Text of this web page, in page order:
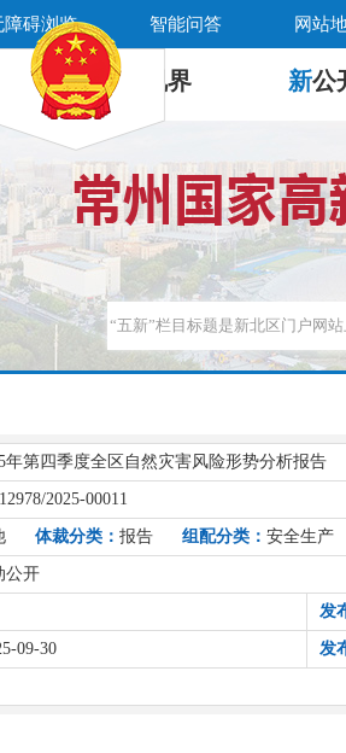
障碍浏览 智能问答 网站
新 视界 新公
年第四季度全区自然灾害风险形势分析报告
2025-00011
体裁分类： 报告 组配分类： 安全生产
公开
发
09-30 发